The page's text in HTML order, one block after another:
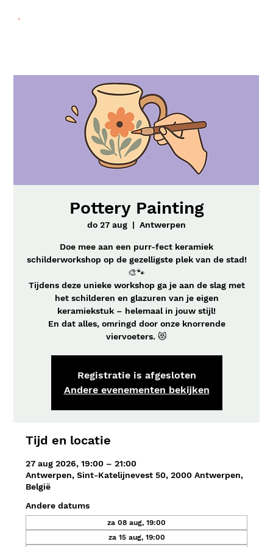
Pottery Painting
do 27 aug
  |
Antwerpen
Doe mee aan een purr-fect keramiek
schilderworkshop op de gezelligste plek van de stad!
🎨🐾
Tijdens deze unieke workshop ga je aan de slag met
het schilderen en glazuren van je eigen
keramiekstuk – helemaal in jouw stijl!
En dat alles, omringd door onze knorrende
viervoeters. 😻
Registratie is afgesloten
Andere evenementen bekijken
Tijd en locatie
27 aug 2026, 19:00 – 21:00
Antwerpen, Sint-Katelijnevest 50, 2000 Antwerpen,
België
Andere datums
za 08 aug, 19:00
za 15 aug, 19:00